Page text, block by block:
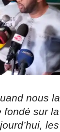
nous
sur